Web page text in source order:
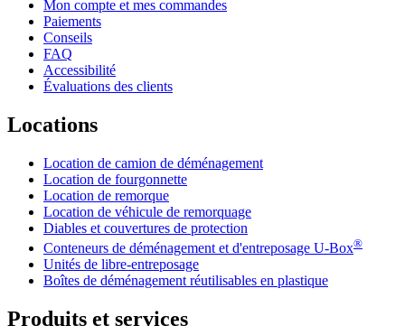
Mon compte et mes commandes
Paiements
Conseils
FAQ
Accessibilité
Évaluations des clients
Locations
Location de camion de déménagement
Location de fourgonnette
Location de remorque
Location de véhicule de remorquage
Diables et couvertures de protection
Conteneurs de déménagement et d'entreposage U-Box®
Unités de libre-entreposage
Boîtes de déménagement réutilisables en plastique
Produits et services